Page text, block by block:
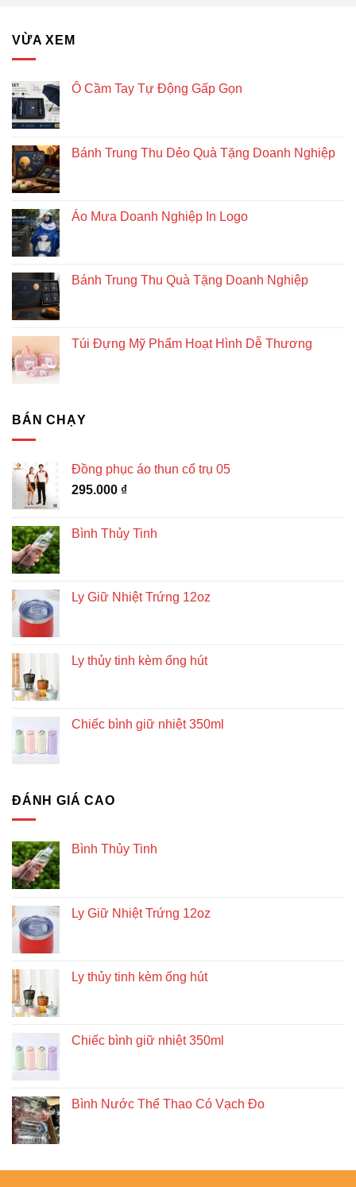
VỪA XEM
Ô Cầm Tay Tự Động Gấp Gọn
Bánh Trung Thu Dẻo Quà Tặng Doanh Nghiệp
Áo Mưa Doanh Nghiệp In Logo
Bánh Trung Thu Quà Tặng Doanh Nghiệp
Túi Đựng Mỹ Phẩm Hoạt Hình Dễ Thương
BÁN CHẠY
Đồng phục áo thun cổ trụ 05
295.000 ₫
Bình Thủy Tinh
Ly Giữ Nhiệt Trứng 12oz
Ly thủy tinh kèm ống hút
Chiếc bình giữ nhiệt 350ml
ĐÁNH GIÁ CAO
Bình Thủy Tinh
Ly Giữ Nhiệt Trứng 12oz
Ly thủy tinh kèm ống hút
Chiếc bình giữ nhiệt 350ml
Bình Nước Thể Thao Có Vạch Đo